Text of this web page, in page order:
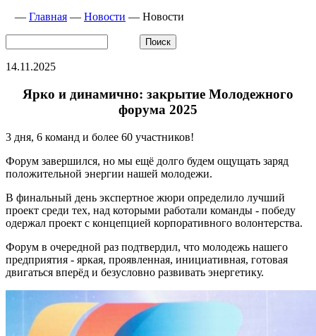
— Главная — Новости — Новости
14.11.2025
Ярко и динамично: закрытие Молодежного
форума 2025
3 дня, 6 команд и более 60 участников!
Форум завершился, но мы ещё долго будем ощущать заряд
положительной энергии нашей молодежи.
В финальный день экспертное жюри определило лучший
проект среди тех, над которыми работали команды - победу
одержал проект с концепцией корпоративного волонтерства.
Форум в очередной раз подтвердил, что молодежь нашего
предприятия - яркая, проявленная, инициативная, готовая
двигаться вперёд и безусловно развивать энергетику.